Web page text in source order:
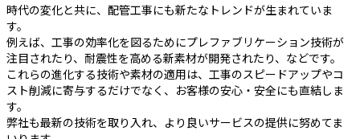
時代の変化と共に、配管工事にも新たなトレンドが生まれていま
す。
例えば、工事の効率化を図るためにプレファブリケーション技術が
注目されたり、耐震性を高める新素材が開発されたり、などです。
これらの進化する技術や素材の適用は、工事のスピードアップやコ
スト削減に寄与するだけでなく、お客様の安心・安全にも直結しま
す。
弊社も最新の技術を取り入れ、より良いサービスの提供に努めてま